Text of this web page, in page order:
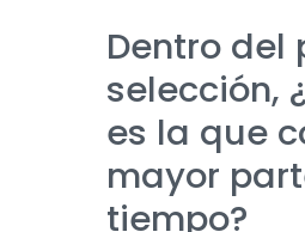
Dentro del
selección,
es la que
mayor
tiempo?